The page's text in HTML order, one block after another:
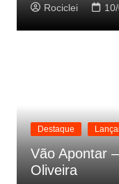
Rociclei
Destaque
Vão Apontar
Oliveira